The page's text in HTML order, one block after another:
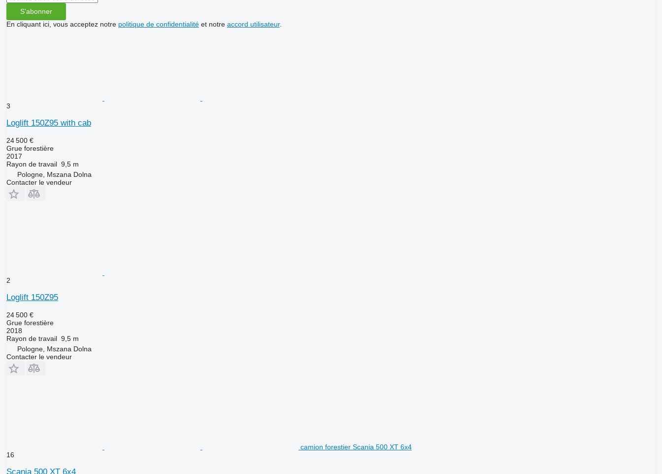
S'abonner
En cliquant ici, vous acceptez notre politique de confidentialitéet notre accord utilisateur.
3
Loglift 150Z95 with cab
24 500 €
Grue forestière
2017
Rayon de travail 9,5 m
Pologne, Mszana Dolna
Contacter le vendeur
2
Loglift 150Z95
24 500 €
Grue forestière
2018
Rayon de travail 9,5 m
Pologne, Mszana Dolna
Contacter le vendeur
camion forestier Scania 500 XT 6x4
16
Scania 500 XT 6x4